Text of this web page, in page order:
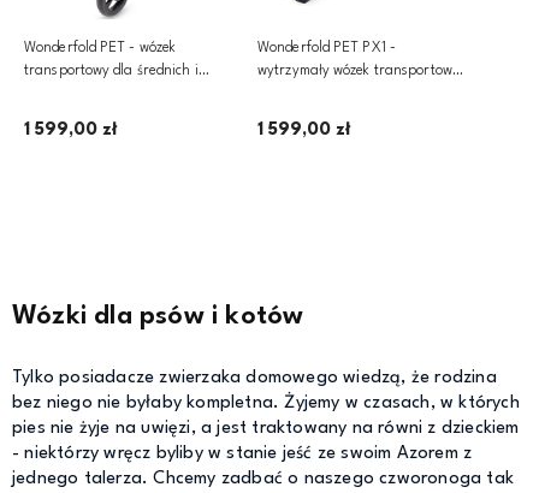
Wonderfold PET - wózek
transportowy dla średnich i
PFM
1 599,00 zł
Wonderfold PET PX1 -
wytrzymały wózek transportowy
1 599,00 zł
Wózki dla psów i kotów
Tylko posiadacze zwierzaka domowego wiedzą, że rodzina
bez niego nie byłaby kompletna. Żyjemy w czasach, w których
pies nie żyje na uwięzi, a jest traktowany na równi z dzieckiem
- niektórzy wręcz byliby w stanie jeść ze swoim Azorem z
jednego talerza. Chcemy zadbać o naszego czworonoga tak